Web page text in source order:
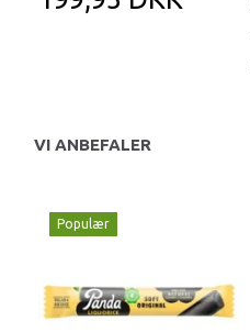
VI ANBEFALER
Populær